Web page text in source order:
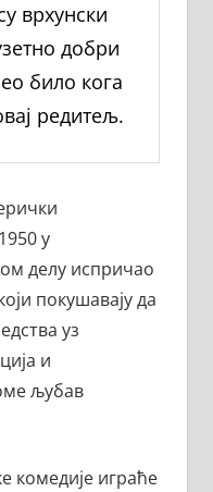
врхунски
добри
било кога
редитељ.
у
делу испричао
покушавају да
уз
и
љубав
комедије играће